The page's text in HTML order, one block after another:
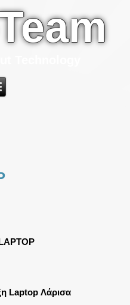
Laptop Λάρισα